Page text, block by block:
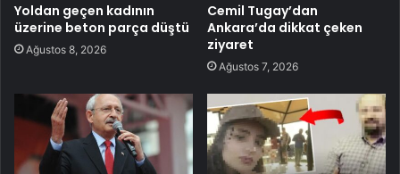
Yoldan geçen kadının
üzerine beton parça düştü
Ağustos 8, 2026
Cemil Tugay’dan
Ankara’da dikkat çeken
ziyaret
Ağustos 7, 2026